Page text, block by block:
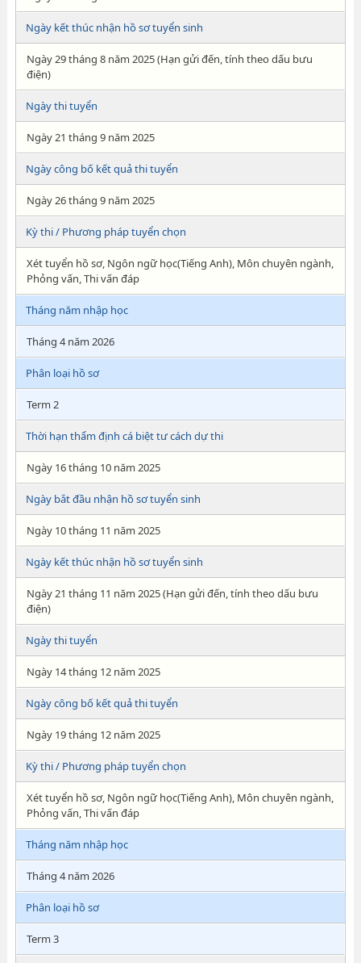
Ngày kết thúc nhận hồ sơ tuyển sinh
Ngày 29 tháng 8 năm 2025 (Hạn gửi đến, tính theo dấu bưu
điện)
Ngày thi tuyển
Ngày 21 tháng 9 năm 2025
Ngày công bố kết quả thi tuyển
Ngày 26 tháng 9 năm 2025
Kỳ thi / Phương pháp tuyển chọn
Xét tuyển hồ sơ, Ngôn ngữ học(Tiếng Anh), Môn chuyên ngành,
Phỏng vấn, Thi vấn đáp
Tháng năm nhập học
Tháng 4 năm 2026
Phân loại hồ sơ
Term 2
Thời hạn thẩm định cá biệt tư cách dự thi
Ngày 16 tháng 10 năm 2025
Ngày bắt đầu nhận hồ sơ tuyển sinh
Ngày 10 tháng 11 năm 2025
Ngày kết thúc nhận hồ sơ tuyển sinh
Ngày 21 tháng 11 năm 2025 (Hạn gửi đến, tính theo dấu bưu
điện)
Ngày thi tuyển
Ngày 14 tháng 12 năm 2025
Ngày công bố kết quả thi tuyển
Ngày 19 tháng 12 năm 2025
Kỳ thi / Phương pháp tuyển chọn
Xét tuyển hồ sơ, Ngôn ngữ học(Tiếng Anh), Môn chuyên ngành,
Phỏng vấn, Thi vấn đáp
Tháng năm nhập học
Tháng 4 năm 2026
Phân loại hồ sơ
Term 3